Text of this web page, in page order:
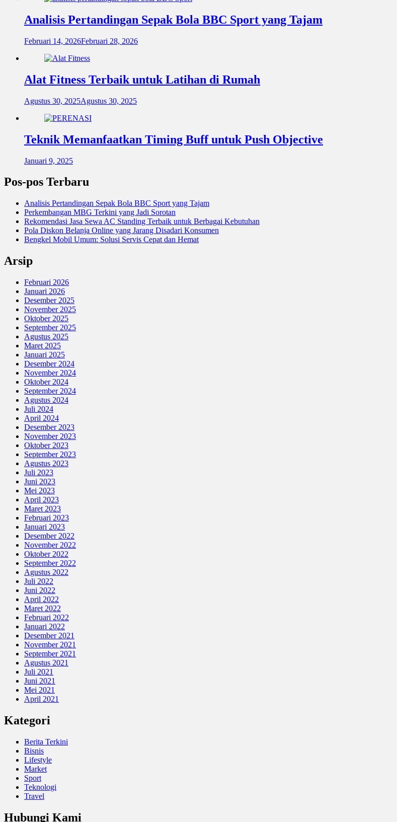
Analisis Pertandingan Sepak Bola BBC Sport yang Tajam
Februari 14, 2026Februari 28, 2026
Alat Fitness Terbaik untuk Latihan di Rumah
Agustus 30, 2025Agustus 30, 2025
Teknik Memanfaatkan Timing Buff untuk Push Objective
Januari 9, 2025
Pos-pos Terbaru
Analisis Pertandingan Sepak Bola BBC Sport yang Tajam
Perkembangan MBG Terkini yang Jadi Sorotan
Rekomendasi Jasa Sewa AC Standing Terbaik untuk Berbagai Kebutuhan
Pola Diskon Belanja Online yang Jarang Disadari Konsumen
Bengkel Mobil Umum: Solusi Servis Cepat dan Hemat
Arsip
Februari 2026
Januari 2026
Desember 2025
November 2025
Oktober 2025
September 2025
Agustus 2025
Maret 2025
Januari 2025
Desember 2024
November 2024
Oktober 2024
September 2024
Agustus 2024
Juli 2024
April 2024
Desember 2023
November 2023
Oktober 2023
September 2023
Agustus 2023
Juli 2023
Juni 2023
Mei 2023
April 2023
Maret 2023
Februari 2023
Januari 2023
Desember 2022
November 2022
Oktober 2022
September 2022
Agustus 2022
Juli 2022
Juni 2022
April 2022
Maret 2022
Februari 2022
Januari 2022
Desember 2021
November 2021
September 2021
Agustus 2021
Juli 2021
Juni 2021
Mei 2021
April 2021
Kategori
Berita Terkini
Bisnis
Lifestyle
Market
Sport
Teknologi
Travel
Hubungi Kami